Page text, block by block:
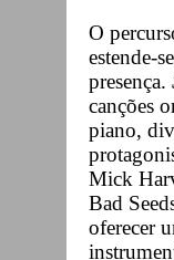
O
estende-
presença.
canções
piano,
Mick
Bad
oferecer